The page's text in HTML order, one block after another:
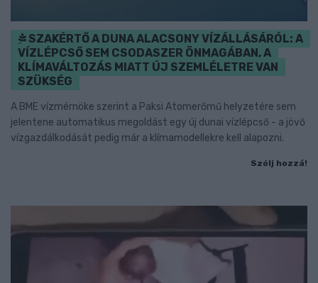
SZAKÉRTŐ A DUNA ALACSONY VÍZÁLLÁSÁRÓL: A
VÍZLÉPCSŐ SEM CSODASZER ÖNMAGÁBAN, A
KLÍMAVÁLTOZÁS MIATT ÚJ SZEMLÉLETRE VAN
SZÜKSÉG
A BME vízmérnöke szerint a Paksi Atomerőmű helyzetére sem
jelentene automatikus megoldást egy új dunai vízlépcső - a jövő
vízgazdálkodását pedig már a klímamodellekre kell alapozni.
Szólj hozzá!